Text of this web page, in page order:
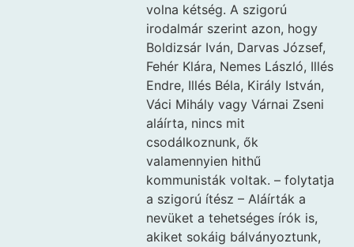
volna kétség. A szigorú
irodalmár szerint azon, hogy
Boldizsár Iván, Darvas József,
Fehér Klára, Nemes László, Illés
Endre, Illés Béla, Király István,
Váci Mihály vagy Várnai Zseni
aláírta, nincs mit
csodálkoznunk, ők
valamennyien hithű
kommunisták voltak. – folytatja
a szigorú ítész – Aláírták a
nevüket a tehetséges írók is,
akiket sokáig bálványoztunk,